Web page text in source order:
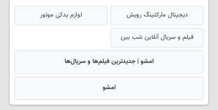
دیجیتال مارکتینگ رویش لوازم یدکی موتور
فیلم و سریال آنلاین شب بین
امشو | جدیدترین فیلم‌ها و سریال‌ها
امشو